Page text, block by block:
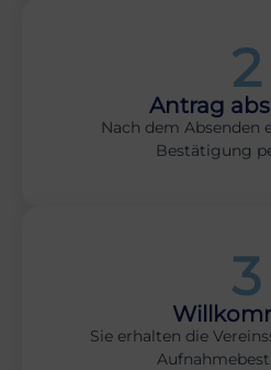
2
Antrag
Nach dem Absenden
Bestätigung
3
Sie erhalten die